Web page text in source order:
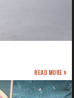
Read more »